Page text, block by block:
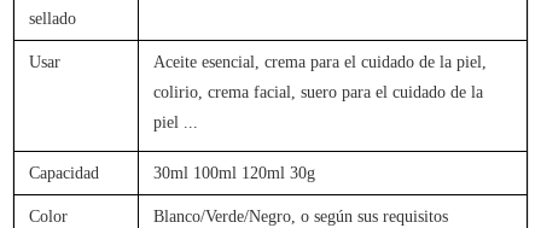
sellado
Usar
Aceite esencial, crema para el cuidado de la piel,
colirio, crema facial, suero para el cuidado de la
piel ...
Capacidad 30ml 100ml 120ml 30g
Color Blanco/Verde/Negro, o según sus requisitos